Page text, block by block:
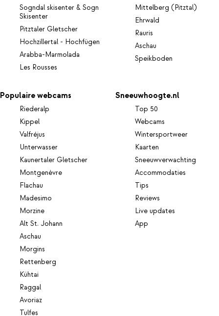
Sogndal skisenter & Sogn
Skisenter
Pitztaler Gletscher
Hochzillertal - Hochfügen
Arabba-Marmolada
Les Rousses
Mittelberg (Pitztal)
Ehrwald
Rauris
Aschau
Speikboden
Populaire webcams
Riederalp
Kippel
Valfréjus
Unterwasser
Kaunertaler Gletscher
Montgenèvre
Flachau
Madesimo
Morzine
Alt St. Johann
Aschau
Morgins
Rettenberg
Kühtai
Raggal
Avoriaz
Tulfes
Sneeuwhoogte.nl
Top 50
Webcams
Wintersportweer
Kaarten
Sneeuwverwachting
Accommodaties
Tips
Reviews
Live updates
App